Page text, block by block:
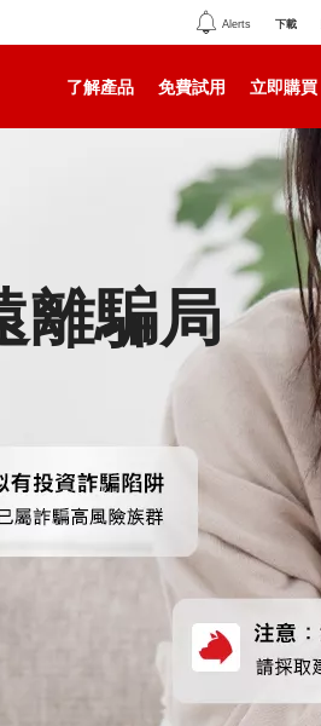
Alerts 下載
了解產品 免費試用 立即購買
離騙局